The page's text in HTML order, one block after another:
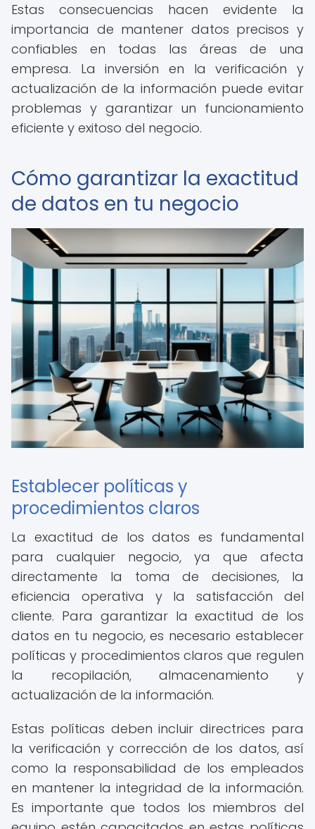
Estas consecuencias hacen evidente la
importancia de mantener datos precisos y
confiables en todas las áreas de una
empresa. La inversión en la verificación y
actualización de la información puede evitar
problemas y garantizar un funcionamiento
eficiente y exitoso del negocio.
Cómo garantizar la exactitud
de datos en tu negocio
Establecer políticas y
procedimientos claros
La exactitud de los datos es fundamental
para cualquier negocio, ya que afecta
directamente la toma de decisiones, la
eficiencia operativa y la satisfacción del
cliente. Para garantizar la exactitud de los
datos en tu negocio, es necesario establecer
políticas y procedimientos claros que regulen
la recopilación, almacenamiento y
actualización de la información.
Estas políticas deben incluir directrices para
la verificación y corrección de los datos, así
como la responsabilidad de los empleados
en mantener la integridad de la información.
Es importante que todos los miembros del